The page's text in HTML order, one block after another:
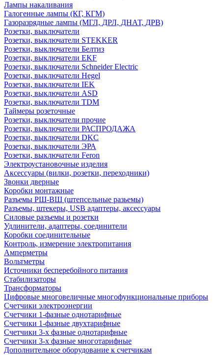
Лампы накаливания
Галогенные лампы (КГ, КГМ)
Газоразрядные лампы (МГЛ, ДРЛ, ДНАТ, ДРВ)
Розетки, выключатели
Розетки, выключатели STEKKER
Розетки, выключатели Белтиз
Розетки, выключатели EKF
Розетки, выключатели Schneider Electric
Розетки, выключатели Hegel
Розетки, выключатели IEK
Розетки, выключатели ASD
Розетки, выключатели TDM
Таймеры розеточные
Розетки, выключатели прочие
Розетки, выключатели РАСПРОДАЖА
Розетки, выключатели DKC
Розетки, выключатели ЭРА
Розетки, выключатели Feron
Электроустановочные изделия
Аксессуары (вилки, розетки, переходники)
Звонки дверные
Коробки монтажные
Разъемы РШ-ВШ (штепсельные разьемы)
Разъемы, штекеры, USB адаптеры, аксессуары
Силовые разъемы и розетки
Удлинители, адаптеры, соединители
Коробки соединительные
Контроль, измерение электропитания
Амперметры
Вольтметры
Источники бесперебойного питания
Стабилизаторы
Трансформаторы
Цифровые многовеличные многофункциональные приборы
Счетчики электроэнергии
Счетчики 1-фазные однотарифные
Счетчики 1-фазные двухтарифные
Счетчики 3-х фазные однотарифные
Счетчики 3-х фазные многотарифные
Дополнительное оборудование к счетчикам